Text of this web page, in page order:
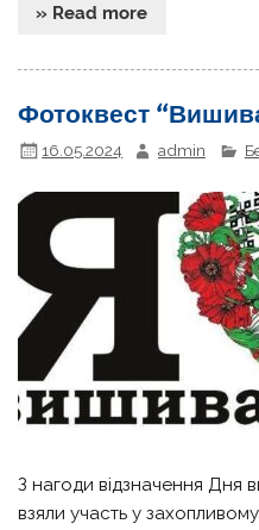
» Read more
Фотоквест
16.05.2024 admin
З нагоди відзначення Дня
взяли участь у